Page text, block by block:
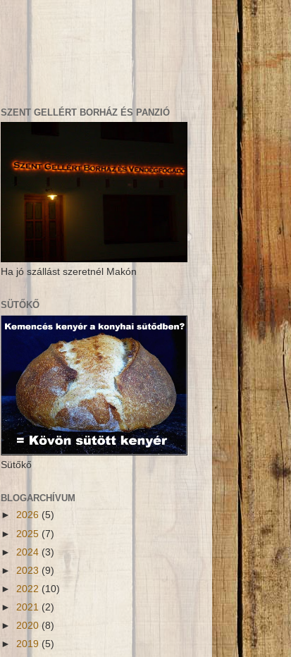
SZENT GELLÉRT BORHÁZ ÉS PANZIÓ
Ha jó szállást szeretnél Makón
SÜTŐKŐ
Sütőkő
BLOGARCHÍVUM
► 2026 (5)
► 2025 (7)
► 2024 (3)
► 2023 (9)
► 2022 (10)
► 2021 (2)
► 2020 (8)
► 2019 (5)